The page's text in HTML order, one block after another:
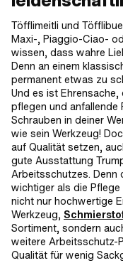
Töfflimeitli und
Maxi-, Piaggio-Ciao-
wissen, dass wahre
Denn an einem
permanent etwas zu
Und es ist
pflegen und anfallende
Schrauben in deiner
wie sein Werkzeug!
auf Qualität setzen,
gute Ausstattung
Arbeitsschutzes. Denn
wichtiger als die
nicht nur hochwertige
Werkzeug,
Sortiment, sondern
weitere Arbeitsschutz-
Qualität für wenig